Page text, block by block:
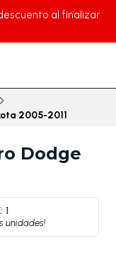
al finalizar
2005-2011
Dodge
1
unidades!